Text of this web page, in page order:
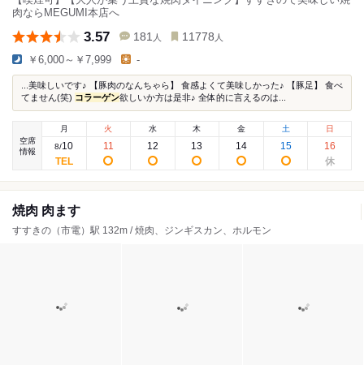
肉ならMEGUMI本店へ
3.57 181 人 11778 人
￥6,000～￥7,999 -
...美味しいです♪ 【豚肉のなんちゃら】 食感よくて美味しかった♪ 【豚足】 食べ
てません(笑) コラーゲン欲しいか方は是非♪ 全体的に言えるのは...
空席
情報
月
8/10
火
11
水
12
木
13
金
14
土
15
日
16
焼肉 肉ます
すすきの（市電）駅 132m / 焼肉、ジンギスカン、ホルモン